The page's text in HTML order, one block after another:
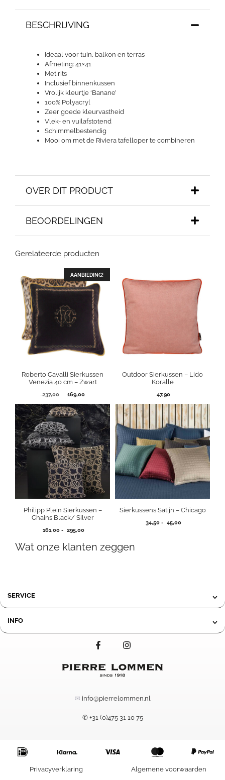
BESCHRIJVING
Ideaal voor tuin, balkon en terras
Afmeting: 41×41
Met rits
Inclusief binnenkussen
Vrolijk kleurtje ‘Banane’
100% Polyacryl
Zeer goede kleurvastheid
Vlek- en vuilafstotend
Schimmelbestendig
Mooi om met de Riviera tafelloper te combineren
OVER DIT PRODUCT
BEOORDELINGEN
Gerelateerde producten
AANBIEDING!
Roberto Cavalli Sierkussen
Venezia 40 cm – Zwart
237,00
Oorspronkelijke
was:
237,00.
169,00Huidige
is:
169,00.
Outdoor Sierkussen – Lido
Koralle
47,90
Philipp Plein Sierkussen –
Chains Black/ Silver
161,00 - 295,00Prijsklasse:
tot
Sierkussens Satijn – Chicago
34,50 - 45,00Prijsklasse:
Wat onze klanten zeggen
SERVICE
INFO
✉ info@pierrelommen.nl
✆ +31 (0)475 31 10 75
Privacyverklaring Algemene voorwaarden
IN WINKELMAND